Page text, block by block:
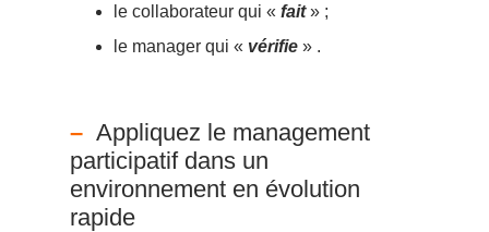
le collaborateur qui « fait» ;
le manager qui « vérifie » .
Appliquez le management
participatif dans un
environnement en évolution
rapide